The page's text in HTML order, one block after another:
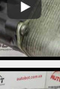
C5 (4BH)
C6 (4FH)